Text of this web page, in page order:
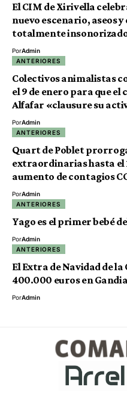
El CIM de Xirivella
nuevo escenario, aseos
totalmente
PorAdmin
ANTERIORES
Colectivos animalistas
el 9 de enero para que el
Alfafar «clausure su
PorAdmin
ANTERIORES
Quart de Poblet
extraordinarias hasta el
aumento de contagios
PorAdmin
ANTERIORES
Yago es el primer bebé
PorAdmin
ANTERIORES
El Extra de Navidad de
400.000 euros en Gandia
PorAdmin